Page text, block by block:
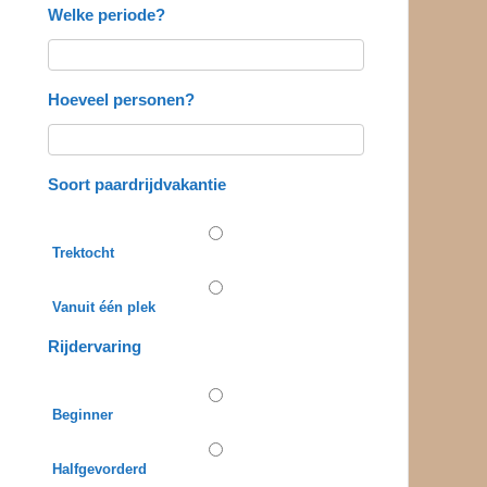
Welke periode?
Hoeveel personen?
Soort paardrijdvakantie
Trektocht
Vanuit één plek
Rijdervaring
Beginner
Halfgevorderd